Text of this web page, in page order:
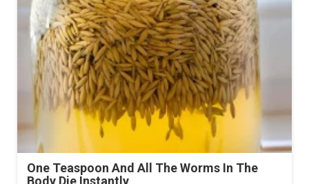
One Teaspoon And All The Worms In The
Body Die Instantly